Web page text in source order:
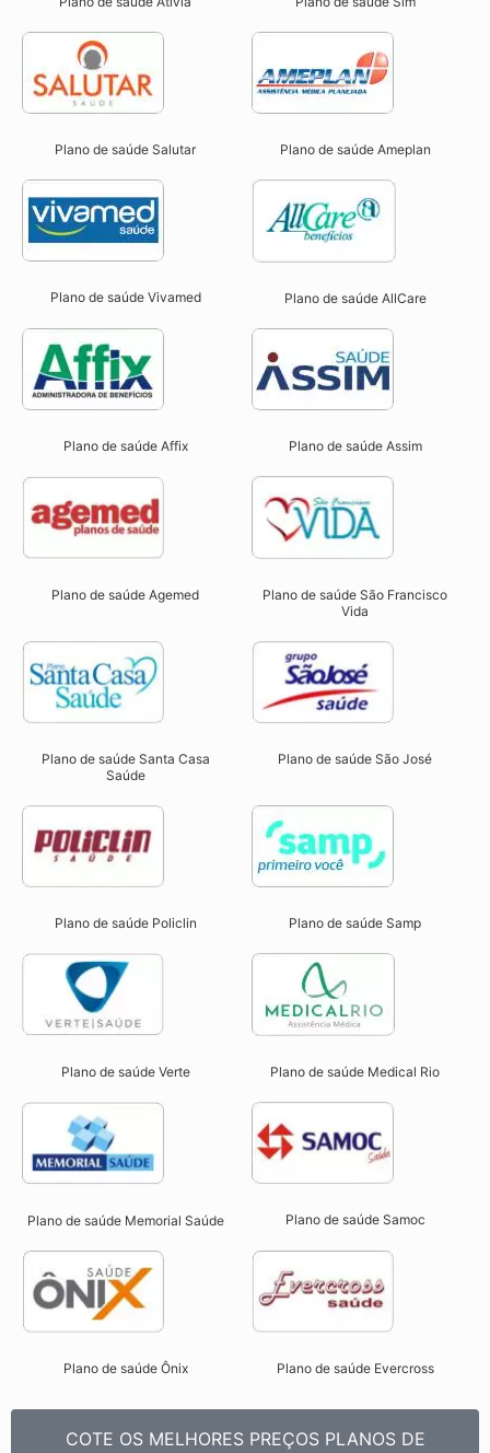
Plano de saúde Salutar Plano de saúde Ameplan
Plano de saúde Vivamed Plano de saúde AllCare
Plano de saúde Affix Plano de saúde Assim
Plano de saúde Agemed
Plano de saúde São Francisco
Vida
Plano de saúde Santa Casa
Saúde
Plano de saúde São José
Plano de saúde Policlin Plano de saúde Samp
Plano de saúde Verte Plano de saúde Medical Rio
Plano de saúde Memorial Saúde Plano de saúde Samoc
Plano de saúde Ônix Plano de saúde Evercross
COTE OS MELHORES PREÇOS PLANOS DE